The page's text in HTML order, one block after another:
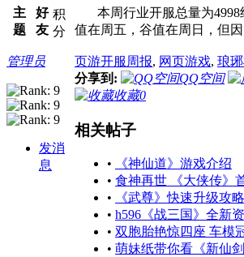
主
题
好
友
积
分
管理员
发消
息
本周行业开服总量为4998
值在周五，谷值在周日，但
页游开服周报, 网页游戏, 琅
分享到:
QQ空间
收藏0
相关帖子
•
《神仙道》游戏介绍
• 食神再世 《大侠传》
•
《武尊》快速升级攻
• h596《战三国》全新
• 双胞胎艳惊四座 车模
• 萌妹纸带你看《新仙